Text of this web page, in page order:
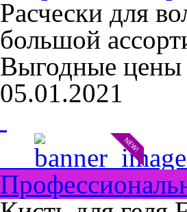
Расчески для
большой
Выгодные цены
05.01.2021